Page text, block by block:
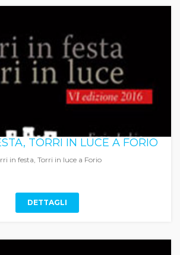
TORRI IN LUCE A FORIO
in festa, Torri in luce a Forio
DETTAGLI